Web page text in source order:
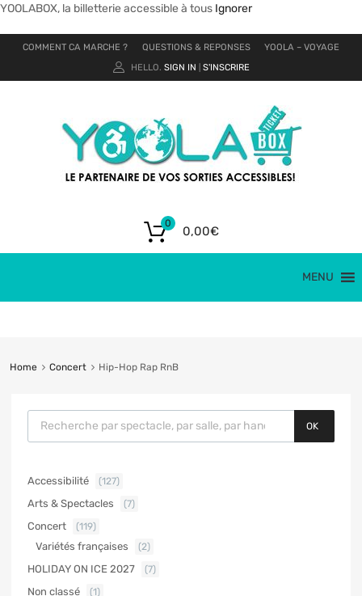
YOOLABOX, la billetterie accessible à tous Ignorer
COMMENT CA MARCHE ? QUESTIONS & REPONSES
YOOLA – VOYAGE
HELLO. SIGN IN S'INSCRIRE
0,00€
0
MENU
Home Concert Hip-Hop Rap RnB
OK
Accessibilité (127)
Arts & Spectacles (7)
Concert (119)
Variétés françaises (2)
HOLIDAY ON ICE 2027 (7)
Non classé (1)